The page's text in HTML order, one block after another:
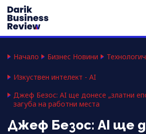
Начало Бизнес Новини
Изкуствен интелект - AI
Джеф Безос: AI ще донесе „златни
загуба на работни места
Джеф Безос: AI ще